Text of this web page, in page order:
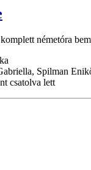
németóra
Spilman
csatolva lett